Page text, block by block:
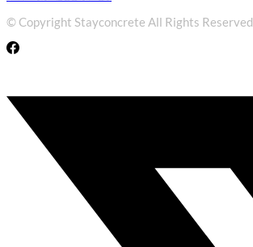
© Copyright Stayconcrete All Rights Reserved